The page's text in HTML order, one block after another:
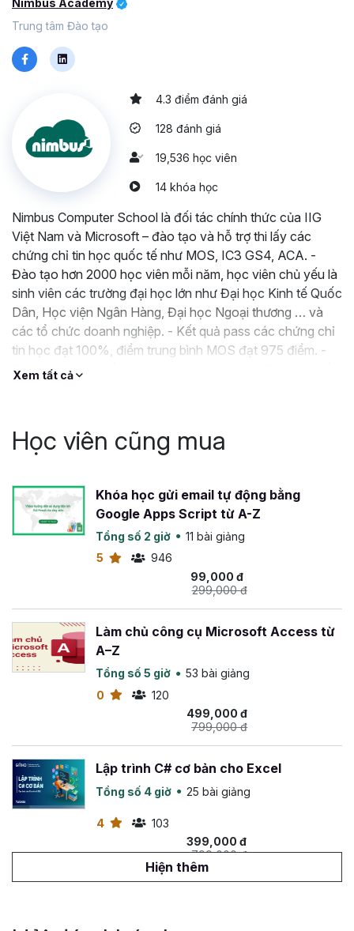
Trung tâm Đào tạo
4.3 điểm đánh giá
128 đánh giá
19,536 học viên
14 khóa học
Nimbus Computer School là đối tác chính thức của IIG
Việt Nam và Microsoft – đào tạo và hỗ trợ thi lấy các
chứng chỉ tin học quốc tế như MOS, IC3 GS4, ACA. -
Đào tạo hơn 2000 học viên mỗi năm, học viên chủ yếu là
sinh viên các trường đại học lớn như Đại học Kinh tế Quốc
Dân, Học viện Ngân Hàng, Đại học Ngoại thương … và
các tổ chức doanh nghiệp. - Kết quả pass các chứng chỉ
tin học đạt 100%, điểm trung bình MOS đạt 975 điểm. -
Giảng viên có nhiều năm đào tạo chứng chỉ Tin học quốc
Xem tất cả
Học viên cũng mua
Khóa học gửi email tự động bằng
Google Apps Script từ A-Z
Tổng số 2 giờ
11 bài giảng
5
946
99,000 đ
299,000 đ
Làm chủ công cụ Microsoft Access từ
A–Z
Tổng số 5 giờ
53 bài giảng
0
120
499,000 đ
799,000 đ
Lập trình C# cơ bản cho Excel
Tổng số 4 giờ 25 bài giảng
4
103
399,000 đ
799,000 đ
Hiện thêm